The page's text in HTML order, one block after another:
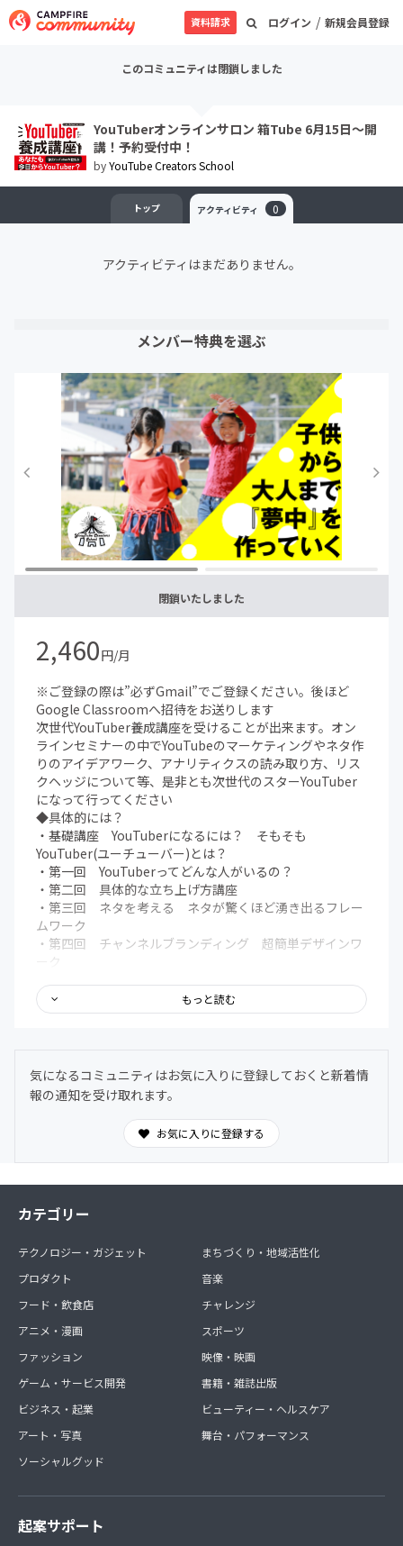
ログイン / 新規会員登録
資料請求
このコミュニティは閉鎖しました
YouTuberオンラインサロン 箱Tube 6月15日～開
講！予約受付中！
byYouTube Creators School
トップ アクティビティ 0
アクティビティはまだありません。
メンバー特典を選ぶ
閉鎖いたしました
2,460円/月
※ご登録の際は”必ずGmail”でご登録ください。後ほど
Google Classroomへ招待をお送りします
次世代YouTuber養成講座を受けることが出来ます。オン
ラインセミナーの中でYouTubeのマーケティングやネタ作
りのアイデアワーク、アナリティクスの読み取り方、リス
クヘッジについて等、是非とも次世代のスターYouTuber
になって行ってください
◆具体的には？
・基礎講座 YouTuberになるには？ そもそも
YouTuber(ユーチューバー)とは？
・第一回 YouTuberってどんな人がいるの？
・第二回 具体的な立ち上げ方講座
・第三回 ネタを考える ネタが驚くほど湧き出るフレー
ムワーク
・第四回 チャンネルブランディング 超簡単デザインワ
ーク
・第六回 YouTuberの目標設定ワーク あなたはどんな
YouTuberLifeをデザインしますか？
下記のようなグループサロンへ入ることが出来ます。そし
て立ち上げも可能です
:顔出し系
:ミュージック、ダンス系
:How-to、ライフハック系
:料理系
:ニッチコンテンツ系
:Vチューバー系
:ネイチャー、キャンプ系
:自己紹介掲示板
:高評価タンク(応援するから応援される、ワンフォーオー
ル、オールフォーワンの考え方です)
:教えてYouTuberパイセングループ
:リスクヘッジ先生
:アナリティクスの部屋
:アルゴリズム研究会
:チャンネル登録30000人会
:チャンネル登録100000人会
:YouTuber素材格納庫 等
もっと読む
気になるコミュニティはお気に入りに登録しておくと新着情
報の通知を受け取れます。
お気に入りに登録する
カテゴリー
テクノロジー・ガジェット
プロダクト
フード・飲食店
アニメ・漫画
ファッション
ゲーム・サービス開発
ビジネス・起業
アート・写真
ソーシャルグッド
まちづくり・地域活性化
音楽
チャレンジ
スポーツ
映像・映画
書籍・雑誌出版
ビューティー・ヘルスケア
舞台・パフォーマンス
起案サポート